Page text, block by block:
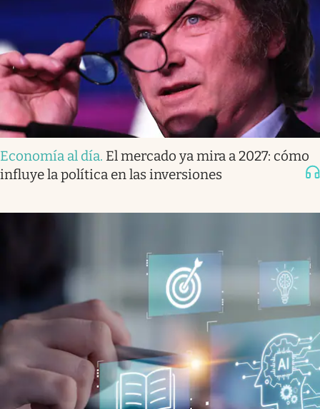
Economía al día. El mercado ya mira a 2027: cómo
influye la política en las inversiones